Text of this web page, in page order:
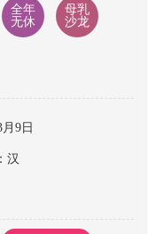
全年
无休
母乳
沙龙
9日
汉